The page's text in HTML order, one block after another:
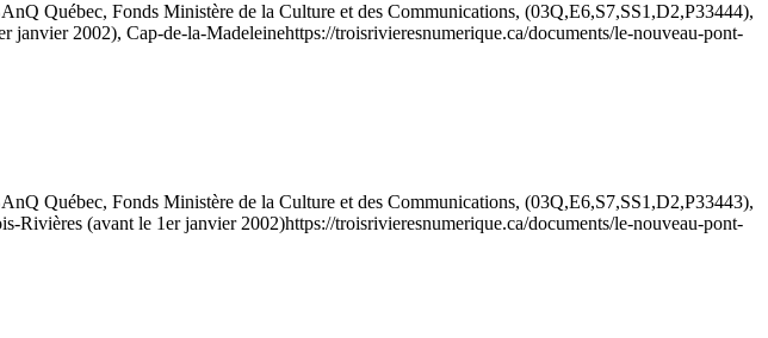
Québec, Fonds Ministère de la Culture et des Communications, (03Q,E6,S7,SS1,D2,P33444),
janvier 2002), Cap-de-la-Madeleinehttps://troisrivieresnumerique.ca/documents/le-nouveau-pont-
Québec, Fonds Ministère de la Culture et des Communications, (03Q,E6,S7,SS1,D2,P33443),
Rivières (avant le 1er janvier 2002)https://troisrivieresnumerique.ca/documents/le-nouveau-pont-